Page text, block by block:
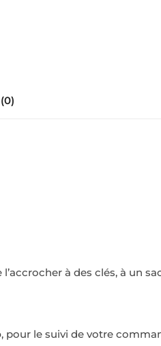
à des clés, à un
, pour le suivi de votre